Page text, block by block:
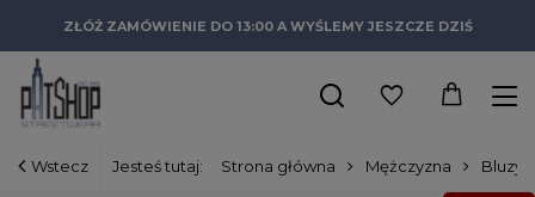
ZŁÓŻ ZAMÓWIENIE DO 13:00 A WYŚLEMY JESZCZE DZIŚ
Wstecz Jesteś tutaj: Strona główna Mężczyzna Bluzy